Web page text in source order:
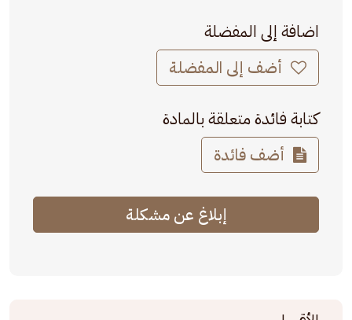
اضافة إلى المفضلة
أضف إلى المفضلة
كتابة فائدة متعلقة بالمادة
أضف فائدة
إبلاغ عن مشكلة